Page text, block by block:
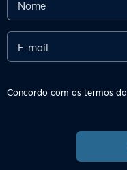
Concordo com os termos da